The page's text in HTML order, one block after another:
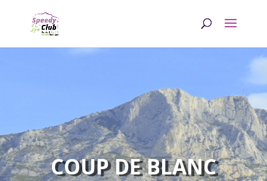
COUP DE BLANC